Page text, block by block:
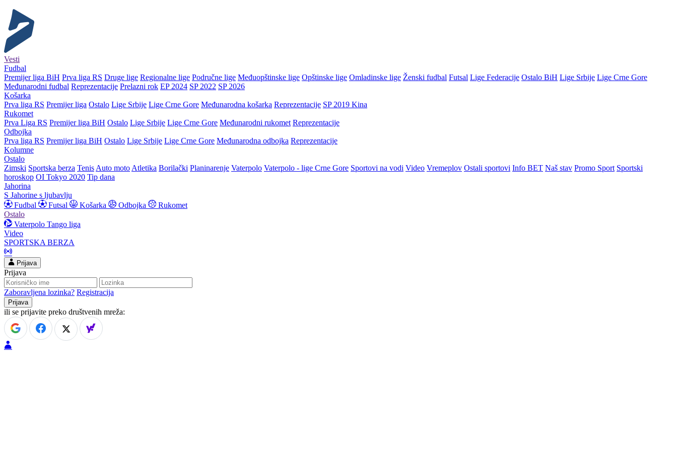
Vesti
Fudbal
Premijer liga BiH Prva liga RS Druge lige Regionalne lige Područne lige Međuopštinske lige Opštinske lige Omladinske lige Ženski fudbal Futsal Lige Federacije Ostalo BiH Lige Srbije Lige Crne Gore
Međunarodni fudbal Reprezentacije Prelazni rok EP 2024 SP 2022 SP 2026
Košarka
Prva liga RS Premijer liga Ostalo Lige Srbije Lige Crne Gore Međunarodna košarka Reprezentacije SP 2019 Kina
Rukomet
Prva Liga RS Premijer liga BiH Ostalo Lige Srbije Lige Crne Gore Međunarodni rukomet Reprezentacije
Odbojka
Prva liga RS Premijer liga BiH Ostalo Lige Srbije Lige Crne Gore Međunarodna odbojka Reprezentacije
Kolumne
Ostalo
Zimski Sportska berza Tenis Auto moto Atletika Borilački Planinarenje Vaterpolo Vaterpolo - lige Crne Gore Sportovi na vodi Video Vremeplov Ostali sportovi Info BET Naš stav Promo Sport Sportski
horoskop OI Tokyo 2020 Tip dana
Jahorina
S Jahorine s ljubavlju
Fudbal
Futsal Košarka Odbojka
Rukomet
Ostalo
Vaterpolo Tango liga
Video
SPORTSKA BERZA
Prijava
Prijava
Zaboravljena lozinka? Registracija
ili se prijavite preko društvenih mreža: